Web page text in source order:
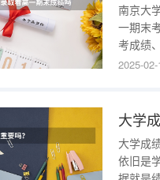
南京大
一期末
考成绩
整体素
升个人
2025-
大学
大学成
依旧是